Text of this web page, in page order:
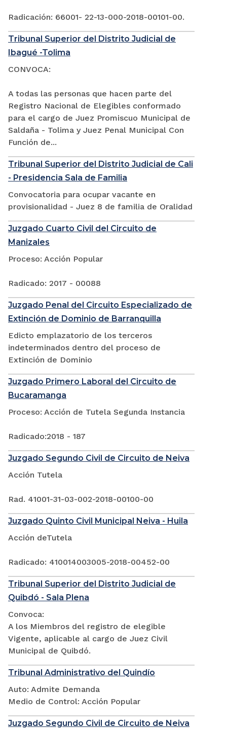
Radicación: 66001- 22-13-000-2018-00101-00.
Tribunal Superior del Distrito Judicial de
Ibagué -Tolima
CONVOCA:
A todas las personas que hacen parte del
Registro Nacional de Elegibles conformado
para el cargo de Juez Promiscuo Municipal de
Saldaña - Tolima y Juez Penal Municipal Con
Función de...
Tribunal Superior del Distrito Judicial de Cali
- Presidencia Sala de Familia
Convocatoria para ocupar vacante en
provisionalidad - Juez 8 de familia de Oralidad
Juzgado Cuarto Civil del Circuito de
Manizales
Proceso: Acción Popular
Radicado: 2017 - 00088
Juzgado Penal del Circuito Especializado de
Extinción de Dominio de Barranquilla
Edicto emplazatorio de los terceros
indeterminados dentro del proceso de
Extinción de Dominio
Juzgado Primero Laboral del Circuito de
Bucaramanga
Proceso: Acción de Tutela Segunda Instancia
Radicado:2018 - 187
Juzgado Segundo Civil de Circuito de Neiva
Acción Tutela
Rad. 41001-31-03-002-2018-00100-00
Juzgado Quinto Civil Municipal Neiva - Huila
Acción deTutela
Radicado: 410014003005-2018-00452-00
Tribunal Superior del Distrito Judicial de
Quibdó - Sala Plena
Convoca:
A los Miembros del registro de elegible
Vigente, aplicable al cargo de Juez Civil
Municipal de Quibdó.
Tribunal Administrativo del Quindío
Auto: Admite Demanda
Medio de Control: Acción Popular
Juzgado Segundo Civil de Circuito de Neiva